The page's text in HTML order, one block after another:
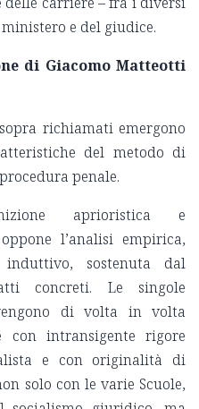
e del giudice.
di Giacomo Matteotti
richiamati emergono
del metodo di
penale.
aprioristica e
l’analisi empirica,
sostenuta dal
concreti. Le singole
di volta in volta
con intransigente rigore
e con originalità di
solo con le varie Scuole,